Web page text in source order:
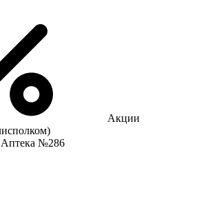
Акции
Аптека №286